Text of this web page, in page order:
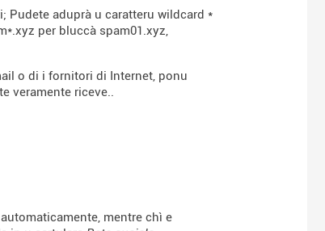
aduprà u caratteru wildcard *
per bluccà spam01.xyz,
o di i fornitori di Internet, ponu
veramente riceve..
mentre chì e